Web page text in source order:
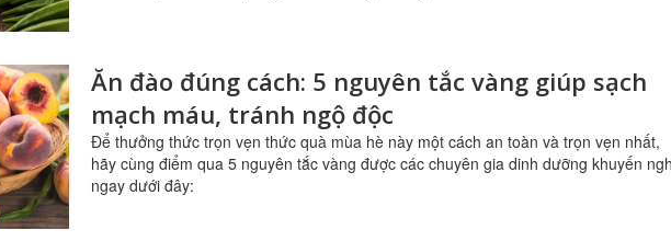
Ăn đào đúng cách: 5 nguyên tắc vàng giúp sạch
mạch máu, tránh ngộ độc
Để thưởng thức trọn vẹn thức quà mùa hè này một cách an toàn và trọn vẹn nhất,
hãy cùng điểm qua 5 nguyên tắc vàng được các chuyên gia dinh dưỡng khuyến
ngay dưới đây: